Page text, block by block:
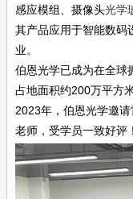
感应模组、摄像头光学
其产品应用于智能数码
业。
伯恩光学已成为在全球
占地面积约200万平方
2023年，伯恩光学邀
老师，受学员一致好评！